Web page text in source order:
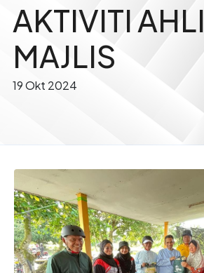
AKTIVITI AHLI
MAJLIS
19 Okt 2024